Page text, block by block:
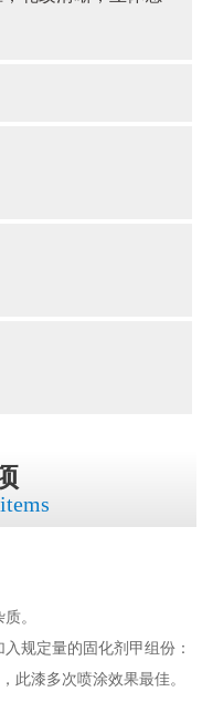
。
规定量的固化剂甲组份：
此漆多次喷涂效果最佳。